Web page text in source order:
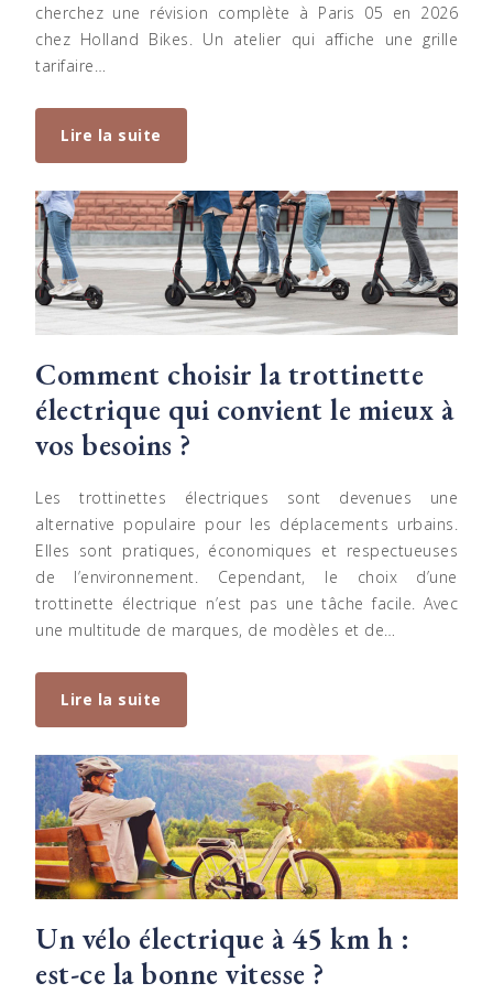
cherchez une révision complète à Paris 05 en 2026
chez Holland Bikes. Un atelier qui affiche une grille
tarifaire…
Lire la suite
Comment choisir la trottinette
électrique qui convient le mieux à
vos besoins ?
Les trottinettes électriques sont devenues une
alternative populaire pour les déplacements urbains.
Elles sont pratiques, économiques et respectueuses
de l’environnement. Cependant, le choix d’une
trottinette électrique n’est pas une tâche facile. Avec
une multitude de marques, de modèles et de…
Lire la suite
Un vélo électrique à 45 km h :
est-ce la bonne vitesse ?